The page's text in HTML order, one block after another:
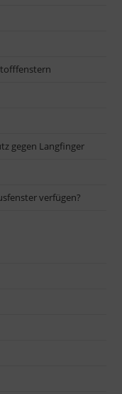
gegen Langfinger
verfügen?